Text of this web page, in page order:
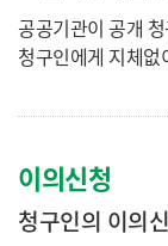
공공기관이 공개
청구인에게 지체
이의신청
청구인의 이의